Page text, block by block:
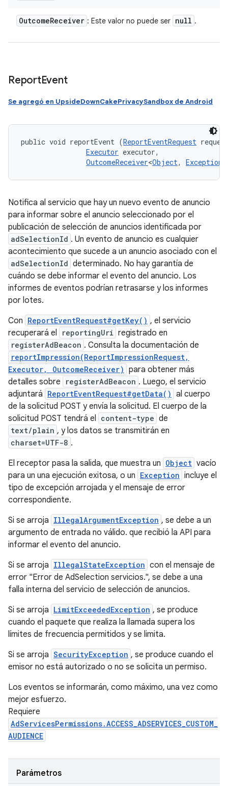
OutcomeReceiver : Este valor no puede ser null .
ReportEvent
Se agregó en UpsideDownCakePrivacySandbox de Android
public void reportEvent (ReportEventRequest
Executor executor,
OutcomeReceiver<Object, Exception
Notifica al servicio que hay un nuevo evento de anuncio
para informar sobre el anuncio seleccionado por el
publicación de selección de anuncios identificada por
adSelectionId . Un evento de anuncio es cualquier
acontecimiento que sucede a un anuncio asociado con el
adSelectionId determinado. No hay garantía de
cuándo se debe informar el evento del anuncio. Los
informes de eventos podrían retrasarse y los informes
por lotes.
Con ReportEventRequest#getKey() , el servicio
recuperará el
reportingUri registrado en
registerAdBeacon . Consulta la documentación de
reportImpression(ReportImpressionRequest,
Executor, OutcomeReceiver) para obtener más
detalles sobre
registerAdBeacon . Luego, el servicio
adjuntará ReportEventRequest#getData() al cuerpo
de la solicitud POST y envía la solicitud. El cuerpo de la
solicitud POST tendrá el content-type de
text/plain , y los datos se transmitirán en
charset=UTF-8 .
El receptor pasa la salida, que muestra un Object vacío
para un una ejecución exitosa, o un Exception incluye el
tipo de excepción arrojada y el mensaje de error
correspondiente.
Si se arroja IllegalArgumentException , se debe a un
argumento de entrada no válido. que recibió la API para
informar el evento del anuncio.
Si se arroja IllegalStateException con el mensaje de
error "Error de AdSelection servicios.", se debe a una
falla interna del servicio de selección de anuncios.
Si se arroja LimitExceededException , se produce
cuando el paquete que realiza la llamada supera los
límites de frecuencia permitidos y se limita.
Si se arroja SecurityException , se produce cuando el
emisor no está autorizado o no se solicita un permiso.
Los eventos se informarán, como máximo, una vez como
mejor esfuerzo.
Requiere
AdServicesPermissions.ACCESS_ADSERVICES_CUSTOM_
AUDIENCE
Parámetros